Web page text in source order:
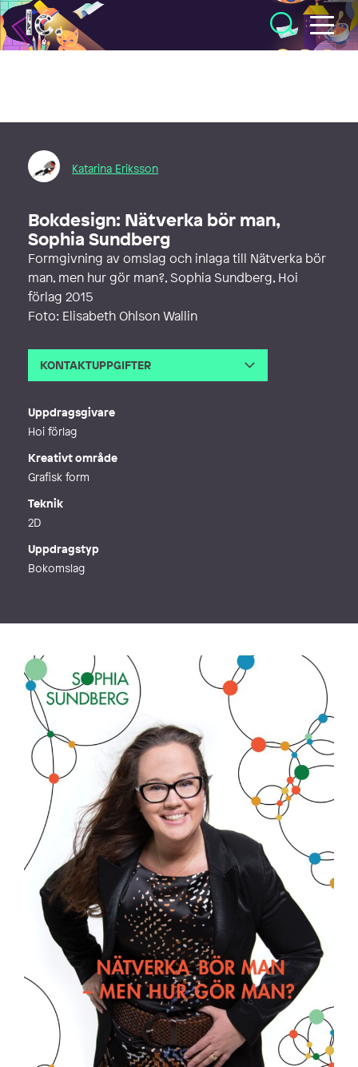
Illustratörcentrum
Katarina Eriksson
Bokdesign: Nätverka bör man,
Sophia Sundberg
Formgivning av omslag och inlaga till Nätverka bör
man, men hur gör man?, Sophia Sundberg, Hoi
förlag 2015
Foto: Elisabeth Ohlson Wallin
KONTAKTUPPGIFTER
Uppdragsgivare
Hoi förlag
Kreativt område
Grafisk form
Teknik
2D
Uppdragstyp
Bokomslag